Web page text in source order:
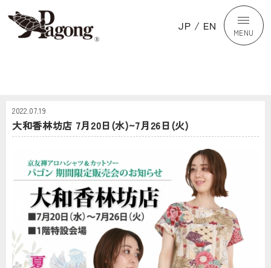
JP / EN MENU
2022.07.19
大和香林坊店 7月20日(水)~7月26日(火)